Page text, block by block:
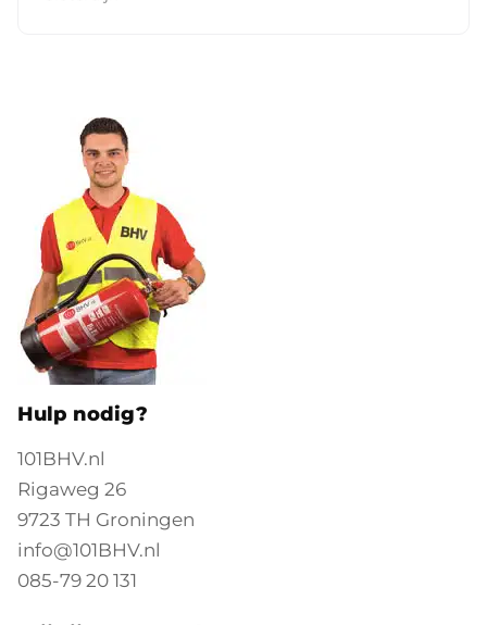
Hulp nodig?
101BHV.nl
Rigaweg 26
9723 TH Groningen
info@101BHV.nl
085-79 20 131